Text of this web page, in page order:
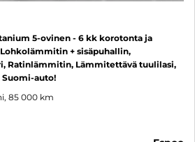
5-ovinen - 6 kk korotonta ja
+ sisäpuhallin,
Ratinlämmitin, Lämmitettävä tuulilasi,
Suomi-auto!
85 000 km